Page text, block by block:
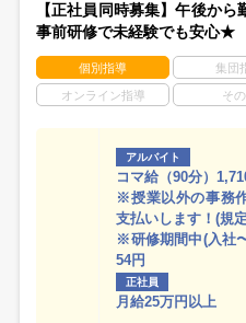
【正社員同時募集】午後か
事前研修で未経験でも安心★
個別指導 集団
オンライン指導 そ
アルバイト
コマ給（90分）
※授業以外の事務
支払いします！(規
※研修期間中(入社
54円
正社員
月給25万円以上